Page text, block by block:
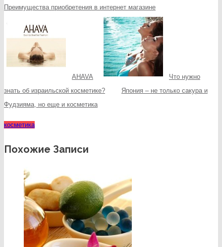
Преимущества приобретения в интернет магазине
AHAVA
Что нужно
знать об израильской косметике?
Япония – не только сакура и
Фудзияма, но еще и косметика
косметика
Похожие Записи